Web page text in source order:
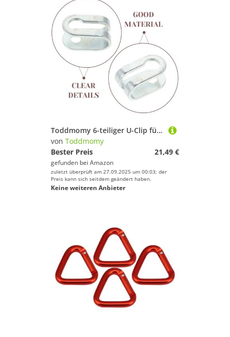
Toddmomy 6-teiliger U-Clip für Fitnesskabel – Ersatzteile für Fitnessgeräte – Kabelklemme aus Stahldraht – U-förmige Halterung für Seilzugmaschinen, Heim-Fitnessstudio-Übungseinrichtung
von Toddmomy
Bester Preis
21,49 €
gefunden bei Amazon
zuletzt überprüft am 27.09.2025 um 00:03; der
Preis kann sich seitdem geändert haben.
Keine weiteren Anbieter